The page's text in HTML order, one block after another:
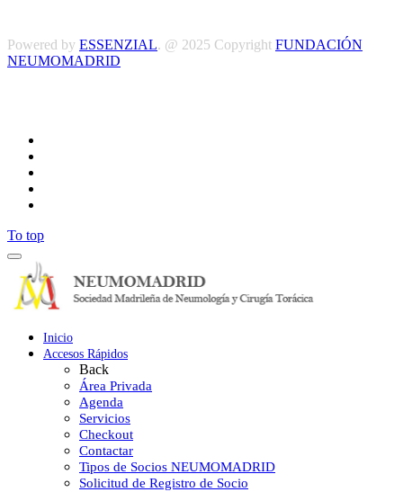
Powered by ESSENZIAL. @ 2025 Copyright FUNDACIÓN
NEUMOMADRID
To top
Inicio
Accesos Rápidos
Back
Área Privada
Agenda
Servicios
Checkout
Contactar
Tipos de Socios NEUMOMADRID
Solicitud de Registro de Socio